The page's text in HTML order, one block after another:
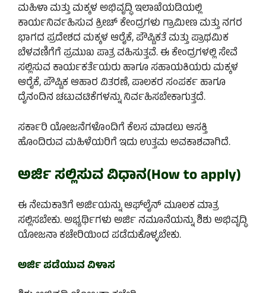
ಮಹಿಳಾ ಮತ್ತು ಮಕ್ಕಳ ಅಭಿವೃದ್ಧಿ ಇಲಾಖೆಯಡಿಯಲ್ಲಿ
ಕಾರ್ಯನಿರ್ವಹಿಸುವ ಕ್ರೀಚ್ ಕೇಂದ್ರಗಳು ಗ್ರಾಮೀಣ ಮತ್ತು ನಗರ
ಭಾಗದ ಪ್ರದೇಶದ ಮಕ್ಕಳ ಆರೈಕೆ, ಪೌಷ್ಟಿಕತೆ ಮತ್ತು ಪ್ರಾಥಮಿಕ
ಬೆಳವಣಿಗೆಗೆ ಪ್ರಮುಖ ಪಾತ್ರ ವಹಿಸುತ್ತವೆ. ಈ ಕೇಂದ್ರಗಳಲ್ಲಿ ಸೇವೆ
ಸಲ್ಲಿಸುವ ಕಾರ್ಯಕರ್ತೆಯರು ಹಾಗೂ ಸಹಾಯಕಿಯರು ಮಕ್ಕಳ
ಆರೈಕೆ, ಪೌಷ್ಟಿಕ ಆಹಾರ ವಿತರಣೆ, ಪಾಲಕರ ಸಂಪರ್ಕ ಹಾಗೂ
ದೈನಂದಿನ ಚಟುವಟಿಕೆಗಳನ್ನು ನಿರ್ವಹಿಸಬೇಕಾಗುತ್ತದೆ.
ಸರ್ಕಾರಿ ಯೋಜನೆಗಳೊಂದಿಗೆ ಕೆಲಸ ಮಾಡಲು ಆಸಕ್ತಿ
ಹೊಂದಿರುವ ಮಹಿಳೆಯರಿಗೆ ಇದು ಉತ್ತಮ ಅವಕಾಶವಾಗಿದೆ.
ಅರ್ಜಿ ಸಲ್ಲಿಸುವ ವಿಧಾನ(How to apply)
ಈ ನೇಮಕಾತಿಗೆ ಅರ್ಜಿಯನ್ನು ಆಫ್‌ಲೈನ್ ಮೂಲಕ ಮಾತ್ರ
ಸಲ್ಲಿಸಬೇಕು. ಅಭ್ಯರ್ಥಿಗಳು ಅರ್ಜಿ ನಮೂನೆಯನ್ನು ಶಿಶು ಅಭಿವೃದ್ಧಿ
ಯೋಜನಾ ಕಚೇರಿಯಿಂದ ಪಡೆದುಕೊಳ್ಳಬೇಕು.
ಅರ್ಜಿ ಪಡೆಯುವ ವಿಳಾಸ